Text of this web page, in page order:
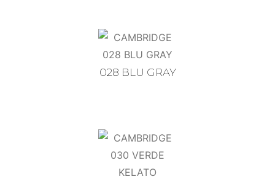
028 BLU GRAY